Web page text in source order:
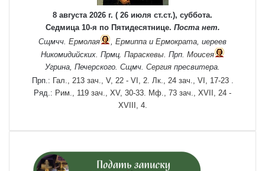
8 августа 2026 г. ( 26 июля ст.ст.), суббота.
Седмица 10-я по Пятидесятнице. Поста нет.
Сщмчч. Ермолая Ермиппа и Ермократа , иереев
Никомидийских. Прмц. Параскевы. Прп. Моисея
Угрина, Печерского. Сщмч. Сергия пресвитера.
Прп.: Гал., 213 зач., V, 22 - VI, 2. Лк., 24 зач., VI, 17-23
Ряд.: Рим., 119 зач., XV, 30-33. Мф., 73 зач., XVII, 24 -
XVIII, 4.